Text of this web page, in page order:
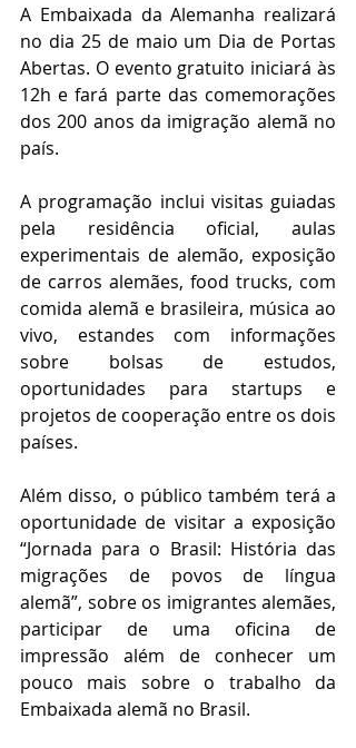
A Embaixada da Alemanha realizará
no dia 25 de maio um Dia de Portas
Abertas. O evento gratuito iniciará às
12h e fará parte das comemorações
dos 200 anos da imigração alemã no
país.
A programação inclui visitas guiadas
pela residência oficial, aulas
experimentais de alemão, exposição
de carros alemães, food trucks, com
comida alemã e brasileira, música ao
vivo, estandes com informações
sobre bolsas de estudos,
oportunidades para startups e
projetos de cooperação entre os dois
países.
Além disso, o público também terá a
oportunidade de visitar a exposição
“Jornada para o Brasil: História das
migrações de povos de língua
alemã”, sobre os imigrantes alemães,
participar de uma oficina de
impressão além de conhecer um
pouco mais sobre o trabalho da
Embaixada alemã no Brasil.